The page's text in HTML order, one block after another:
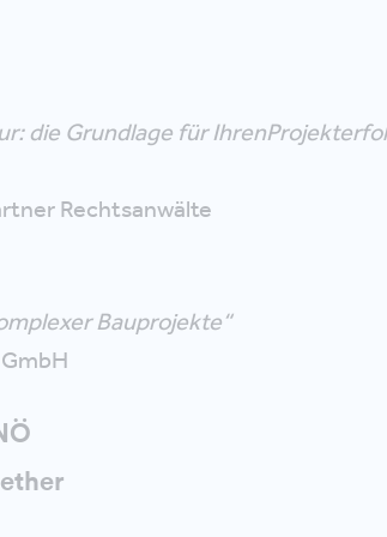
die Grundlage für
Rechtsanwälte
Bauprojekte“